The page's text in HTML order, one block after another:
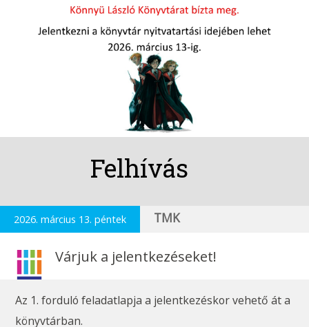
Felhívás
2026. március 13. péntek TMK
Várjuk a jelentkezéseket!
Az 1. forduló feladatlapja a jelentkezéskor vehető át a
könyvtárban.